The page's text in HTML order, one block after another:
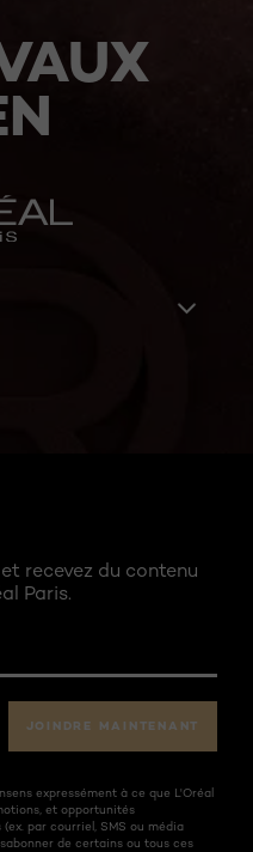
recevez du contenu
Paris.
JOINDRE MAINTENANT
expressément à ce que L'Oréal
et opportunités
par courriel, SMS ou média
de certains ou tous ces